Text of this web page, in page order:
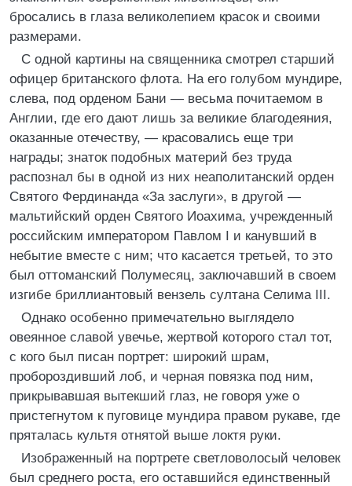
бросались в глаза великолепием красок и своими
размерами.
С одной картины на священника смотрел старший
офицер британского флота. На его голубом мундире,
слева, под орденом Бани — весьма почитаемом в
Англии, где его дают лишь за великие благодеяния,
оказанные отечеству, — красовались еще три
награды; знаток подобных материй без труда
распознал бы в одной из них неаполитанский орден
Святого Фердинанда «За заслуги», в другой —
мальтийский орден Святого Иоахима, учрежденный
российским императором Павлом I и канувший в
небытие вместе с ним; что касается третьей, то это
был оттоманский Полумесяц, заключавший в своем
изгибе бриллиантовый вензель султана Селима III.
Однако особенно примечательно выглядело
овеянное славой увечье, жертвой которого стал тот,
с кого был писан портрет: широкий шрам,
пробороздивший лоб, и черная повязка под ним,
прикрывавшая вытекший глаз, не говоря уже о
пристегнутом к пуговице мундира правом рукаве, где
пряталась культя отнятой выше локтя руки.
Изображенный на портрете светловолосый человек
был среднего роста, его оставшийся единственный